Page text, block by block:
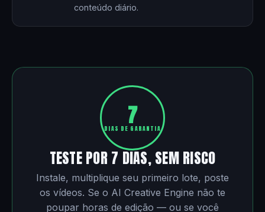
conteúdo diário.
7
DIAS DE GARANTIA
TESTE POR 7 DIAS, SEM RISCO
Instale, multiplique seu primeiro lote, poste
os vídeos. Se o AI Creative Engine não te
poupar horas de edição — ou se você